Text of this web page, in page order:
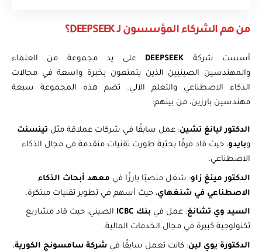
من هم الشركاء المؤسسون لـ DEEPSEEK؟
أسست شركة DEEPSEEKعلى يد مجموعة من العلماء
والمهندسين الصينيين الذين يتمتعون بخبرة واسعة في مجالات
الذكاء الاصطناعي والتعلم الآلي. تضم هذه المجموعة سبعة
مهندسين بارزين، من بينهم:
الدكتور ليانغ تشين: عمل سابقًا في شركات عملاقة مثلتينسنت
بايدو، حيث قاد فرقًا بحثية طورت تقنيات متقدمة في مجال الذكاء
الاصطناعي.
الدكتور مينغ زاو: شغل منصبًا بارزًا في معهد أبحاث الذكاء
الاصطناعي في شنغهاي، حيث أسهم في تطوير تقنيات مبتكرة.
السيد وي تشانغ: عمل فيبنك ICBC
الصيني، حيث قاد مشاريع
تكنولوجية كبيرة في مجال الخدمات المالية.
الدكتورة يوي لين: كانت تعمل سابقًا في شركة سامسونج الكورية،